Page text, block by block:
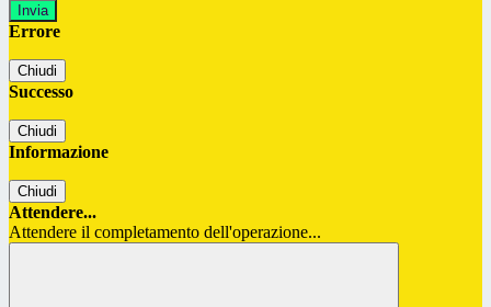
Errore
Chiudi
Successo
Chiudi
Informazione
Chiudi
Attendere...
Attendere il completamento dell'operazione...